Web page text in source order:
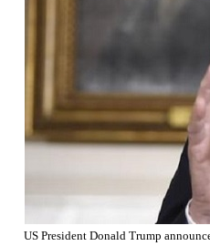
US President Donald Trump